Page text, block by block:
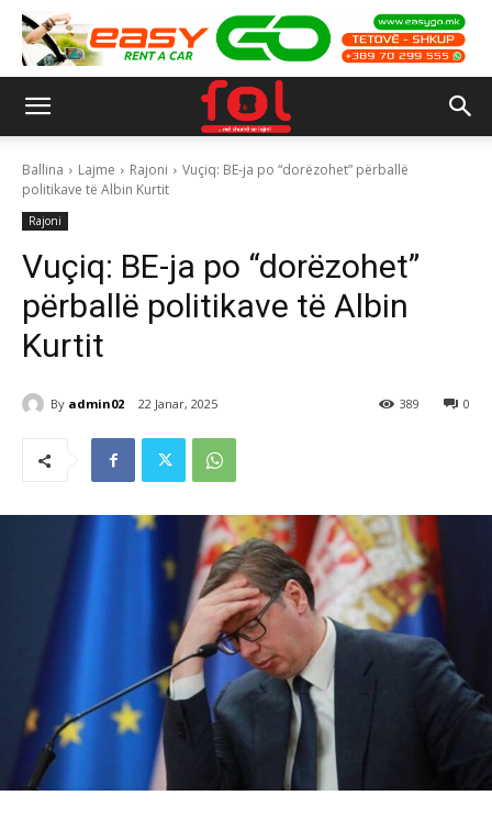
Ballina Lajme Rajoni
Vuçiq: BE-ja po “dorëzohet” përballë
politikave të Albin Kurtit
Rajoni
Vuçiq: BE-ja po “dorëzohet”
përballë politikave të Albin
Kurtit
By admin02 22 Janar, 2025 0
389